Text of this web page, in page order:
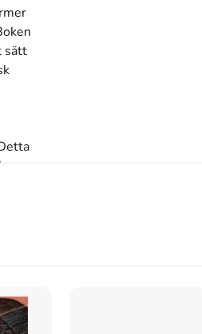
sätt